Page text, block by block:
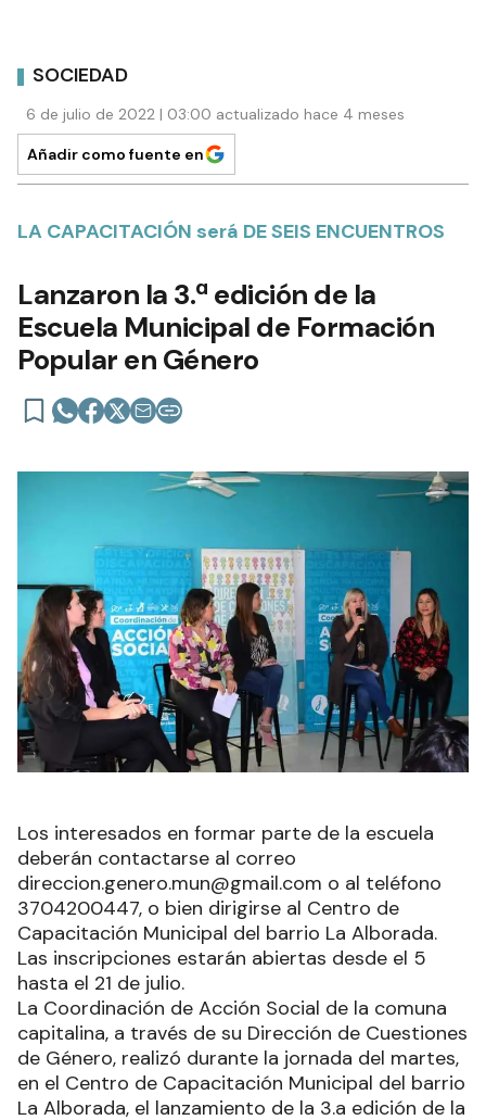
SOCIEDAD
6 de julio de 2022 | 03:00 actualizado hace 4 meses
Añadir como fuente en
LA CAPACITACIÓN será DE SEIS ENCUENTROS
Lanzaron la 3.ª edición de la
Escuela Municipal de Formación
Popular en Género
Los interesados en formar parte de la escuela
deberán contactarse al correo
direccion.genero.mun@gmail.com o al teléfono
3704200447, o bien dirigirse al Centro de
Capacitación Municipal del barrio La Alborada.
Las inscripciones estarán abiertas desde el 5
hasta el 21 de julio.
La Coordinación de Acción Social de la comuna
capitalina, a través de su Dirección de Cuestiones
de Género, realizó durante la jornada del martes,
en el Centro de Capacitación Municipal del barrio
La Alborada, el lanzamiento de la 3.a edición de la